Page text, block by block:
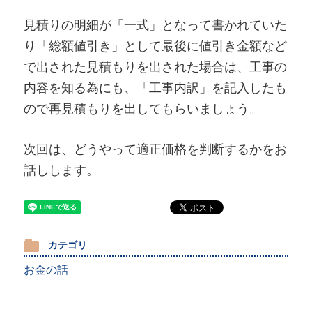
見積りの明細が「一式」となって書かれていた
り「総額値引き」として最後に値引き金額など
で出された見積もりを出された場合は、工事の
内容を知る為にも、「工事内訳」を記入したも
ので再見積もりを出してもらいましょう。
次回は、どうやって適正価格を判断するかをお
話しします。
カテゴリ
お金の話